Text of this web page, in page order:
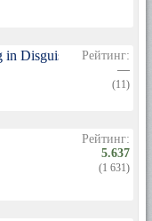
Disguise
Рейтинг:
—
(11)
Рейтинг:
5.637
(1 631)